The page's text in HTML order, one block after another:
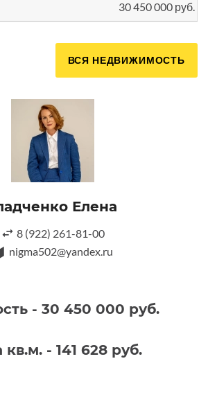
30 450 000 руб.
ВСЯ НЕДВИЖИМОСТЬ
Елена
8 (922) 261-81-00
nigma502@yandex.ru
- 30 450 000 руб.
- 141 628 руб.